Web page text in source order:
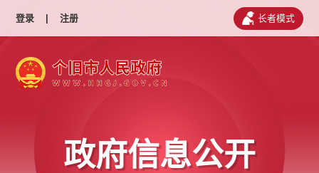
登录 | 注册 长者模式
政府信息公开